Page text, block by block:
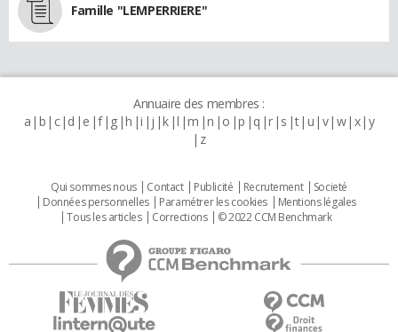
Famille "LEMPERRIERE"
Annuaire des membres :
a b c d e f g h i j k l m n o p q r s t u v w x y
z
Qui sommes nous Contact Publicité Recrutement
Societé
Données personnelles
Paramétrer les cookies
Mentions légales
Tous les articles
Corrections © 2022 CCM Benchmark